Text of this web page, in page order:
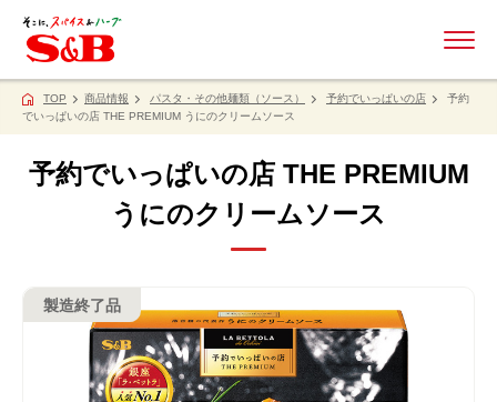
TOP 商品情報 パスタ・その他麺類（ソース） 予約でいっぱいの店
予約
でいっぱいの店 THE PREMIUM うにのクリームソース
予約でいっぱいの店 THE PREMIUM
うにのクリームソース
製造終了品